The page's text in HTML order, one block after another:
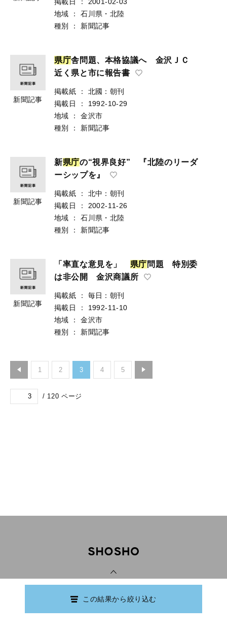
地域
：
石川県・北陸
種別
： 新聞記事
新聞記事
県庁舎問題、本格協議へ 金沢ＪＣ
近く県と市に報告書
掲載紙 ：
北國：朝刊
掲載日
：
1992-10-29
地域
：
金沢市
種別
： 新聞記事
新聞記事
新県庁の“視界良好” 『北陸のリーダ
ーシップを』
掲載紙 ：
北中：朝刊
掲載日
：
2002-11-26
地域
：
石川県・北陸
種別
： 新聞記事
新聞記事
「率直な意見を」 県庁問題 特別委
は非公開 金沢商議所
掲載紙 ：
毎日：朝刊
掲載日
：
1992-11-10
地域
：
金沢市
種別
： 新聞記事
1 2 3 4 5
/ 120 ページ
この結果から絞り込む
Copyright © Ishikawa Prefectural Library.